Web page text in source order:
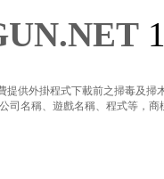
外掛程式下載前之掃毒及掃
司名稱、遊戲名稱、程式等，